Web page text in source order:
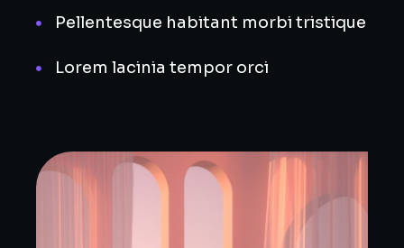
Pellentesque habitant morbi tristique
Lorem lacinia tempor orci